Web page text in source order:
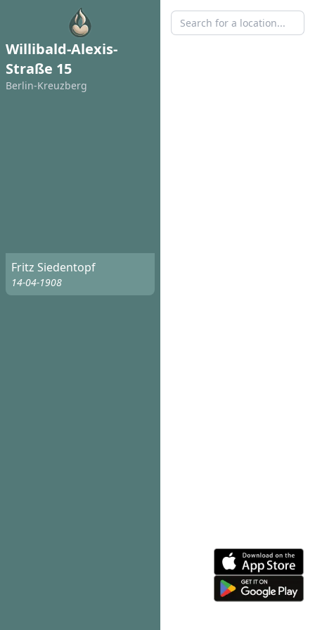
Willibald-Alexis-
Straße 15
Berlin-Kreuzberg
Fritz Siedentopf
14-04-1908